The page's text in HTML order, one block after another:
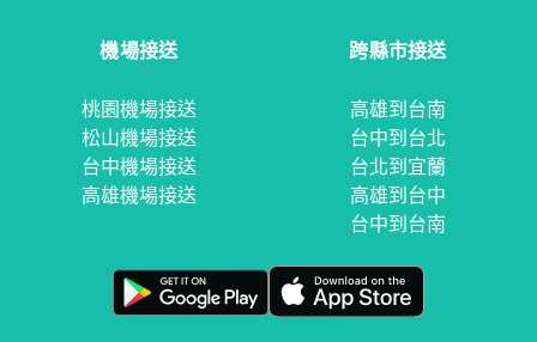
機場接送
桃園機場接送
松山機場接送
台中機場接送
高雄機場接送
跨縣市接送
高雄到台南
台中到台北
台北到宜蘭
高雄到台中
台中到台南